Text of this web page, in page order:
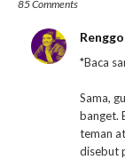
85 Comments
*Baca
Sama,
banget.
teman
disebut